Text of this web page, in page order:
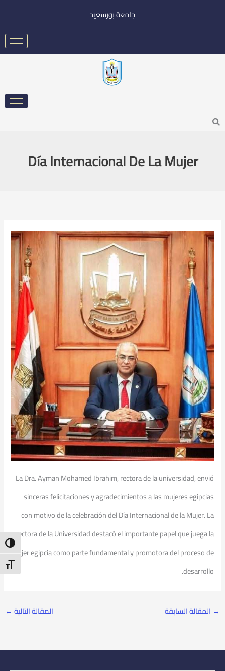
جامعة بورسعيد
Search
Día Internacional De La Mujer
La Dra. Ayman Mohamed Ibrahim, rectora de la universidad, envió
sinceras felicitaciones y agradecimientos a las mujeres egipcias
con motivo de la celebración del Día Internacional de la Mujer. La
rectora de la Universidad destacó el importante papel que juega la
mujer egipcia como parte fundamental y promotora del proceso de
desarrollo.
→ المقالة السابقة المقالة التالية ←